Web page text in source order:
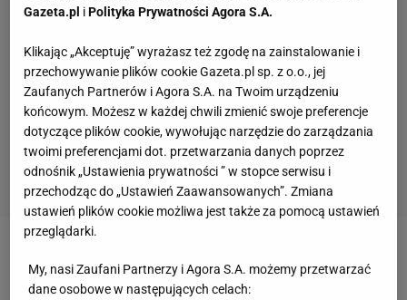
Tylko dwa stoły. "Wracamy do czasów Nawałki"
Gazeta.pl iPolityka Prywatności Agora S.A.
Klikając „Akceptuję” wyrażasz też zgodę na zainstalowanie i
przechowywanie plików cookie Gazeta.pl sp. z o.o., jej
Zaufanych Partnerów i Agora S.A. na Twoim urządzeniu
końcowym. Możesz w każdej chwili zmienić swoje preferencje
dotyczące plików cookie, wywołując narzędzie do zarządzania
twoimi preferencjami dot. przetwarzania danych poprzez
odnośnik „Ustawienia prywatności ” w stopce serwisu i
przechodząc do „Ustawień Zaawansowanych”. Zmiana
ustawień plików cookie możliwa jest także za pomocą ustawień
przeglądarki.
My, nasi Zaufani Partnerzy i Agora S.A. możemy przetwarzać
dane osobowe w następujących celach: